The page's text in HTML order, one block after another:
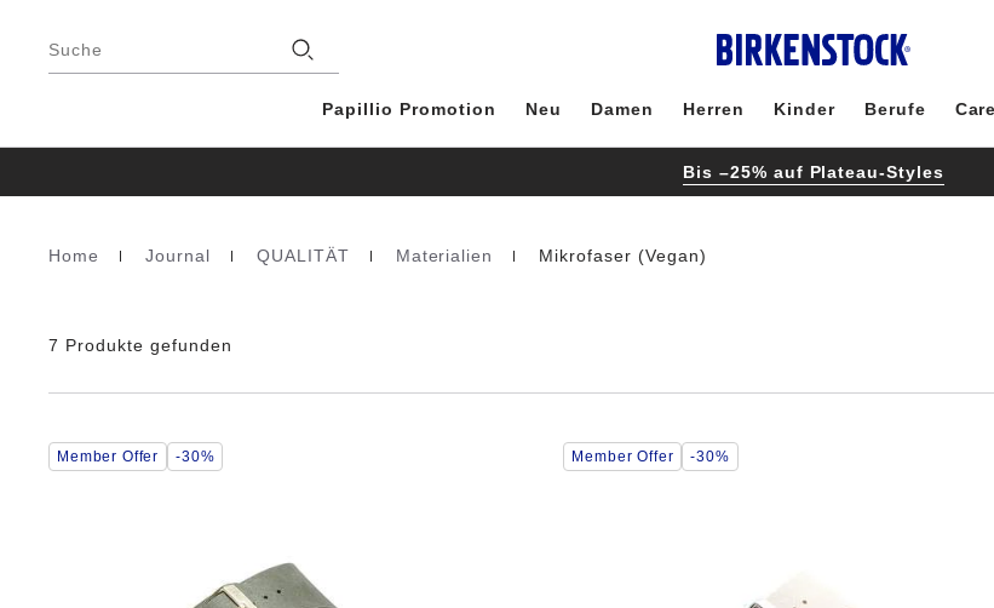
Suche
Papillio Promotion Neu Damen Herren Kinder Berufe
Bis –25% auf Plateau-Styles
Homepage
Home Journal QUALITÄT Materialien Mikrofaser (Vegan)
7 Produkte gefunden
Durch
Anklicken
Member Offer -30%
Durch
Anklicken
Member Offer -30%